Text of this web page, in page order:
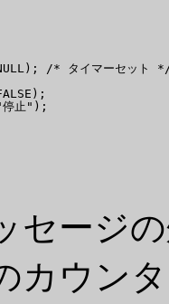
/* タイマーセット
止");
ージ
カウン